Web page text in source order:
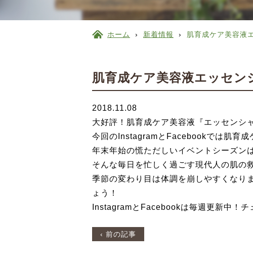
ホーム › 新着情報 › 肌育成ケア美容液
肌育成ケア美容液エッセ
2018.11.08
大好評！肌育成ケア美容液『エッセンシ
今回のInstagramとFacebookでは肌育成
年末年始の慌ただしいイベントシーズン
そんな毎日を忙しく過ごす現代人の肌の
季節の変わり目は体調を崩しやすくなり
ょう！
InstagramとFacebookは毎週更新中！
‹ 前の記事